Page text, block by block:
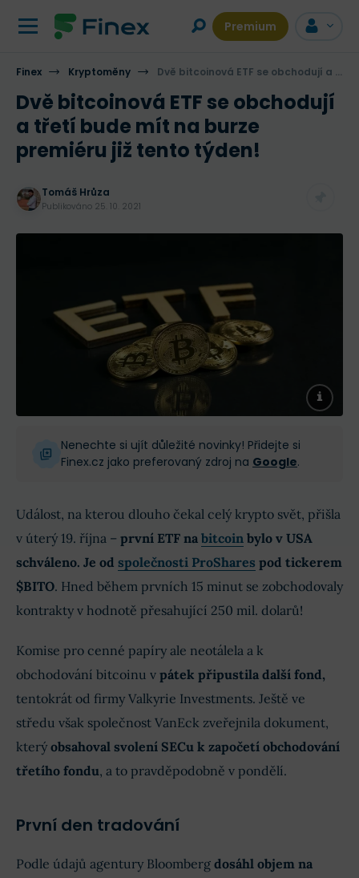
Premium
Finex Kryptoměny Dvě bitcoinová ETF se obchodují a třetí bude mít na burze premiéru již tento týden!
Dvě bitcoinová ETF se obchodují
a třetí bude mít na burze
premiéru již tento týden!
Tomáš Hrůza
Publikováno 25. 10. 2021
Nenechte si ujít důležité novinky! Přidejte si
Finex.cz jako preferovaný zdroj na Google.
Událost, na kterou dlouho čekal celý krypto svět, přišla
v úterý 19. října – první ETF na bitcoin bylo v USA
schváleno. Je od společnosti ProShares pod tickerem
$BITO. Hned během prvních 15 minut se zobchodovaly
kontrakty v hodnotě přesahující 250 mil. dolarů!
Komise pro cenné papíry ale neotálela a k
obchodování bitcoinu v pátek připustila další fond,
tentokrát od firmy Valkyrie Investments. Ještě ve
středu však společnost VanEck zveřejnila dokument,
který obsahoval svolení SECu k započetí obchodování
třetího fondu, a to pravděpodobně v pondělí.
První den tradování
Podle údajů agentury Bloomberg dosáhl objem na